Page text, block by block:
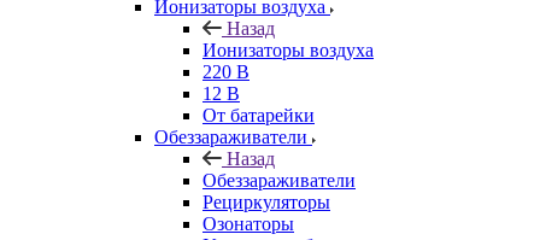
Ионизаторы воздуха
Назад
Ионизаторы воздуха
220 В
12 В
От батарейки
Обеззараживатели
Назад
Обеззараживатели
Рециркуляторы
Озонаторы